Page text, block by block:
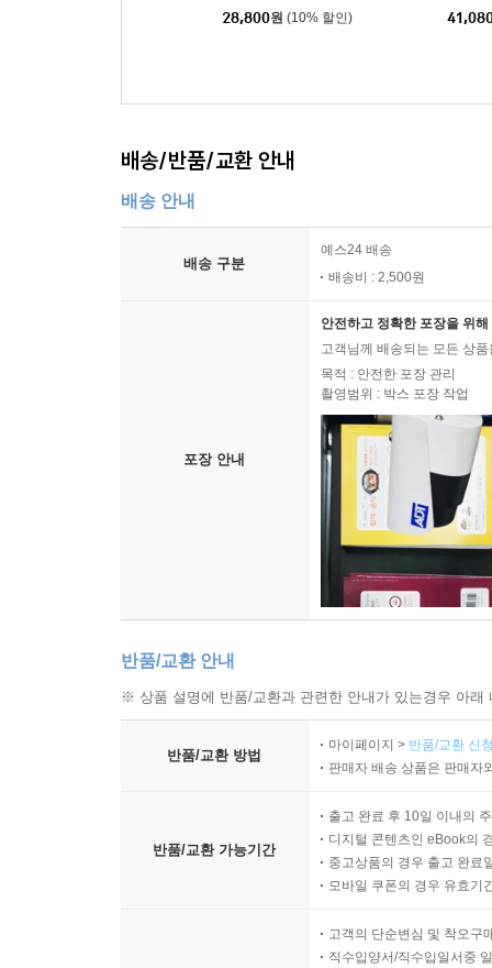
터 카드 set
28,800원 (10% 할인)
기
배송/반품/교환 안내
배송 안내
배송 구분
예스24 배송
배송비 : 2,500원
포장 안내
안전하고 정확한 포장을 위
고객님께 배송되는 모든 상
목적 : 안전한 포장 관리
촬영범위 : 박스 포장 작업
반품/교환 안내
※ 상품 설명에 반품/교환과 관련한 안내가 있는경우 아
반품/교환 방법
마이페이지 > 반품/교환 신
판매자 배송 상품은 판매자
반품/교환 가능기간
출고 완료 후 10일 이내의
디지털 콘텐츠인 eBook의
중고상품의 경우 출고 완료
모바일 쿠폰의 경우 유효기
고객의 단순변심 및 착오구
직수입양서/직수입일서중